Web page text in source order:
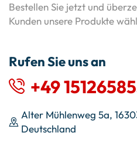
Bestellen Sie jetzt und
Kunden unsere Produkte
Rufen Sie uns an
+49
Alter Mühlenweg 5a,
Deutschland